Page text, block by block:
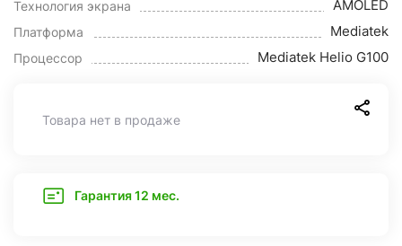
Технология экрана AMOLED
Платформа Mediatek
Процессор Mediatek Helio G100
Товара нет в продаже
Гарантия 12 мес.